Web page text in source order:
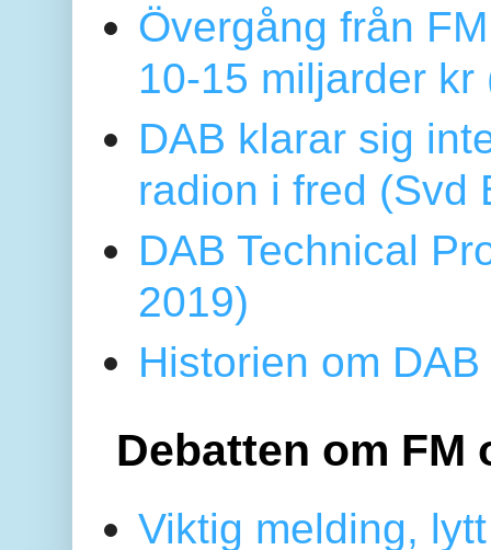
Övergång från
10-15 miljarder kr
DAB klarar sig
radion i fred (Svd
DAB Technical
2019)
Historien om
Debatten om FM
Viktig melding,